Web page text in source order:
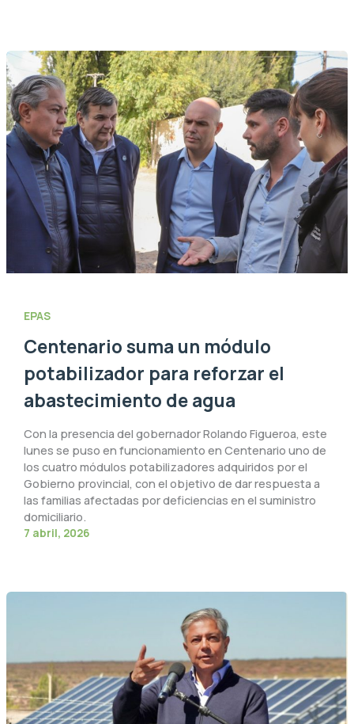
EPAS
Centenario suma un módulo
potabilizador para reforzar el
abastecimiento de agua
Con la presencia del gobernador Rolando Figueroa, este
lunes se puso en funcionamiento en Centenario uno de
los cuatro módulos potabilizadores adquiridos por el
Gobierno provincial, con el objetivo de dar respuesta a
las familias afectadas por deficiencias en el suministro
domiciliario.
7 abril, 2026